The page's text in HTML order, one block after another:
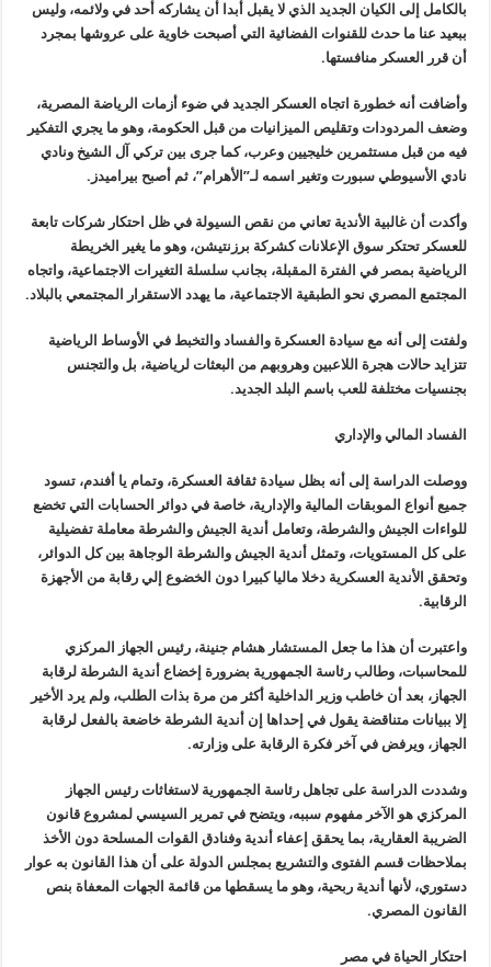
بالكامل إلى الكيان الجديد الذي لا يقبل أبدا أن يشاركه أحد في ولائمه، وليس
ببعيد عنا ما حدث للقنوات الفضائية التي أصبحت خاوية على عروشها بمجرد
أن قرر العسكر منافستها.
وأضافت أنه خطورة اتجاه العسكر الجديد في ضوء أزمات الرياضة المصرية،
وضعف المردودات وتقليص الميزانيات من قبل الحكومة، وهو ما يجري التفكير
فيه من قبل مستثمرين خليجيين وعرب، كما جرى بين تركي آل الشيخ ونادي
نادي الأسيوطي سبورت وتغير اسمه لـ”الأهرام”، ثم أصبح بيراميدز.
وأكدت أن غالبية الأندية تعاني من نقص السيولة في ظل احتكار شركات تابعة
للعسكر تحتكر سوق الإعلانات كشركة برزنتيشن، وهو ما يغير الخريطة
الرياضية بمصر في الفترة المقبلة، بجانب سلسلة التغيرات الاجتماعية، واتجاه
المجتمع المصري نحو الطبقية الاجتماعية، ما يهدد الاستقرار المجتمعي بالبلاد.
ولفتت إلى أنه مع سيادة العسكرة والفساد والتخبط في الأوساط الرياضية
تتزايد حالات هجرة اللاعبين وهروبهم من البعثات لرياضية، بل والتجنس
بجنسيات مختلفة للعب باسم البلد الجديد.
الفساد المالي والإداري
ووصلت الدراسة إلى أنه بظل سيادة ثقافة العسكرة، وتمام يا أفندم، تسود
جميع أنواع الموبقات المالية والإدارية، خاصة في دوائر الحسابات التي تخضع
للواءات الجيش والشرطة، وتعامل أندية الجيش والشرطة معاملة تفضيلية
على كل المستويات، وتمثل أندية الجيش والشرطة الوجاهة بين كل الدوائر،
وتحقق الأندية العسكرية دخلا ماليا كبيرا دون الخضوع إلي رقابة من الأجهزة
الرقابية.
واعتبرت أن هذا ما جعل المستشار هشام جنينة، رئيس الجهاز المركزي
للمحاسبات، وطالب رئاسة الجمهورية بضرورة إخضاع أندية الشرطة لرقابة
الجهاز، بعد أن خاطب وزير الداخلية أكثر من مرة بذات الطلب، ولم يرد الأخير
إلا ببيانات متناقضة يقول في إحداها إن أندية الشرطة خاضعة بالفعل لرقابة
الجهاز، ويرفض في آخر فكرة الرقابة على وزارته.
وشددت الدراسة على تجاهل رئاسة الجمهورية لاستغاثات رئيس الجهاز
المركزي هو الآخر مفهوم سببه، ويتضح في تمرير السيسي لمشروع قانون
الضريبة العقارية، بما يحقق إعفاء أندية وفنادق القوات المسلحة دون الأخذ
بملاحظات قسم الفتوى والتشريع بمجلس الدولة على أن هذا القانون به عوار
دستوري، لأنها أندية ربحية، وهو ما يسقطها من قائمة الجهات المعفاة بنص
القانون المصري.
احتكار الحياة في مصر